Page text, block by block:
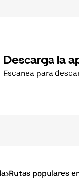
Descarga la
Escanea para
>Rutas populares